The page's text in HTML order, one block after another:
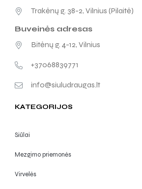
Trakėnų g. 38-2, Vilnius (Pilaitė)
Buveinės adresas
Bitėnų g. 4-12, Vilnius
+37068839771
info@siuludraugas.lt
KATEGORIJOS
Siūlai
Mezgimo priemonės
Virvelės